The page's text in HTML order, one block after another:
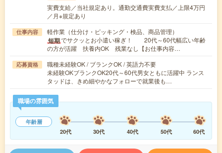
実費支給／当社規定あり。通勤交通費実費支払／上限4万円
／月※規定あり
仕事内容 軽作業（仕分け・ピッキング・検品、商品管理）
短期でサクッとお小遣い稼ぎ！ 20代～60代幅広い年齢
の方が活躍 扶養内OK 残業なし【お仕事内容…
応募資格
職種未経験OK / ブランクOK / 英語力不要
未経験OKブランクOK20代～60代男女ともに活躍中 ランス
タッドは、きめ細やかなフォローで就業後も…
職場の雰囲気
年齢層
20代
30代 40代 50代 60代